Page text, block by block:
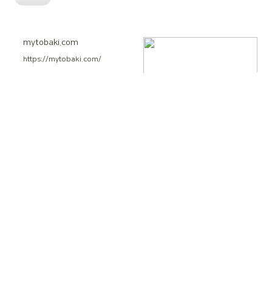
mytobaki.com
https://mytobaki.com/